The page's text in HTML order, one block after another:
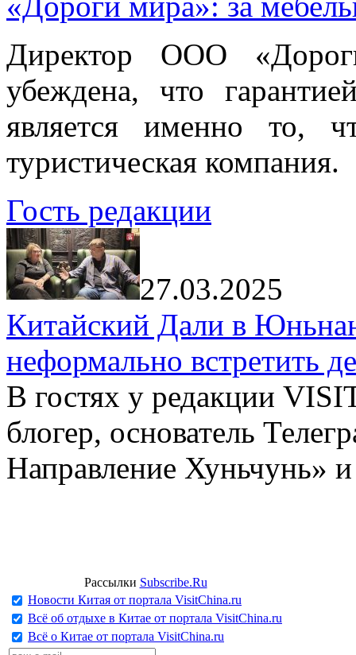
Директор ООО
убеждена, что
является именно то,
туристическая компания.
Гость редакции
27.03.2025
Китайский Дали в
неформально встретить
В гостях у редакции
блогер, основатель
Направление Хуньчунь»
Рассылки Subscribe.Ru
Новости Китая от портала VisitChina.ru
Всё об отдыхе в Китае от портала VisitChina.ru
Всё о Китае от портала VisitChina.ru